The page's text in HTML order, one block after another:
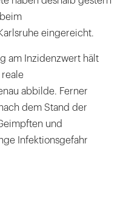
eingereicht.
am Inzidenzwert hält
reale
abbilde. Ferner
dem Stand der
und
Infektionsgefahr